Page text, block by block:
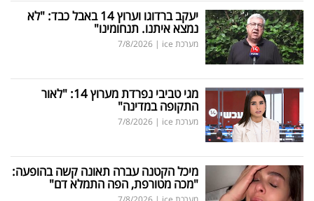
יעקב ברדוגו וערוץ 14 באבל כבד: "לא
נמצא איתנו. תנחומינו"
מערכת ice |
7/8/2026
מגי טביבי נפרדת מערוץ 14: "לאור
התקופה במדינה"
מערכת ice |
7/8/2026
מיכל הקטנה עברה תאונה קשה בהופעה:
"מכה מטורפת, הפה התמלא דם"